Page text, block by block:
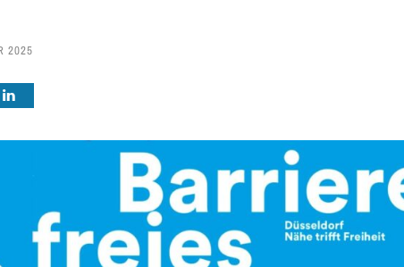
2025